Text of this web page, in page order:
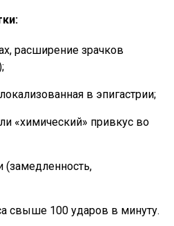
расширение зрачков
в эпигастрии;
«химический» привкус во
(замедленность,
свыше 100 ударов в минуту.